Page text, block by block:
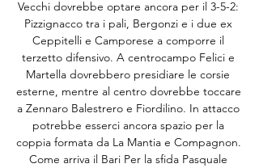
Vecchi dovrebbe optare ancora per il 3-5-2:
Pizzignacco tra i pali, Bergonzi e i due ex
Ceppitelli e Camporese a comporre il
terzetto difensivo. A centrocampo Felici e
Martella dovrebbero presidiare le corsie
esterne, mentre al centro dovrebbe toccare
a Zennaro Balestrero e Fiordilino. In attacco
potrebbe esserci ancora spazio per la
coppia formata da La Mantia e Compagnon.
Come arriva il Bari Per la sfida Pasquale